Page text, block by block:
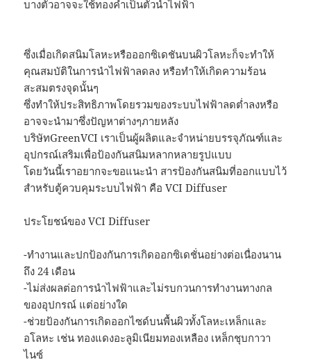
บางตัวอาจจะใช้ทองคำเป็นตัวนำไฟฟ้า
ซึ่งเมื่อเกิดสนิมโลหะหรือออกซิเดชันบนผิวโลหะก็จะทำให้
คุณสมบัติในการนำไฟฟ้าลดลง หรือทำให้เกิดความร้อน
สะสมตรงจุดนั้นๆ
ซึ่งทำให้ประสิทธิภาพโดยรวมของระบบไฟฟ้าลดต่ำลงหรือ
อาจจะนำมาซึ่งปัญหาต่างๆภายหลัง
บริษัทGreenVCI เราเป็นผู้ผลิตและจำหน่ายบรรจุภัณฑ์และ
อุปกรณ์เสริมเพื่อป้องกันสนิมหลากหลายรูปแบบ
โดยวันนี้เราอยากจะขอแนะนำ สารป้องกันสนิมที่ออกแบบไว้
สำหรับตู้ควบคุมระบบไฟฟ้า คือ VCI Diffuser
ประโยชน์ของ VCI Diffuser
-ทำงานและปกป้องกันการเกิดออกซิเดชั่นอย่างต่อเนื่องนาน
ถึง 24 เดือน
-ไม่ส่งผลต่อการนำไฟฟ้าและไม่รบกวนการทำงานทางกล
ของอุปกรณ์ แต่อย่างใด
-ช่วยป้องกันการเกิดออกไซด์บนพื้นผิวทั้งโลหะเหล็กและ
อโลหะ เช่น ทองแดงอะลูมิเนียมทองเหลือง เหล็กชุบกาวา
ไนซ์